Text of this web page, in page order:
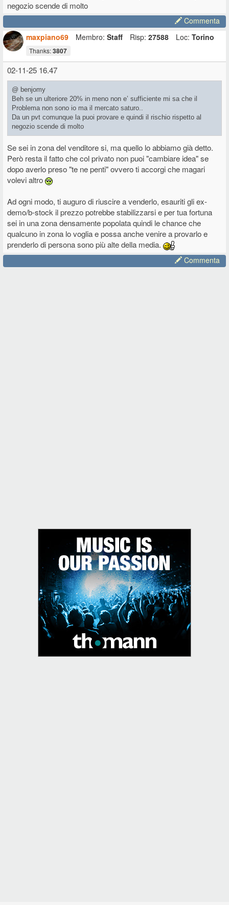
negozio scende di molto
Commenta
maxpiano69
Membro: Staff Risp: 27588 Loc: Torino
Thanks:3807
02-11-25 16.47
@ benjomy
Beh se un ulteriore 20% in meno non e’ sufficiente mi sa che il
Problema non sono io ma il mercato saturo..
Da un pvt comunque la puoi provare e quindi il rischio rispetto al
negozio scende di molto
Se sei in zona del venditore si, ma quello lo abbiamo già detto.
Però resta il fatto che col privato non puoi "cambiare idea" se
dopo averlo preso "te ne penti" ovvero ti accorgi che magari
volevi altro
Ad ogni modo, ti auguro di riuscire a venderlo, esauriti gli ex-
demo/b-stock il prezzo potrebbe stabilizzarsi e per tua fortuna
sei in una zona densamente popolata quindi le chance che
qualcuno in zona lo voglia e possa anche venire a provarlo e
prenderlo di persona sono più alte della media.
Commenta